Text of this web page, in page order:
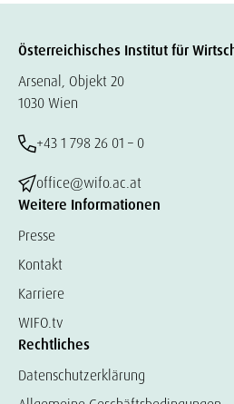
Österreichisches Institut für
Arsenal, Objekt 20
1030 Wien
+43 1 798 26 01 – 0
office@wifo.ac.at
Weitere Informationen
Presse
Kontakt
Karriere
WIFO.tv
Rechtliches
Datenschutzerklärung